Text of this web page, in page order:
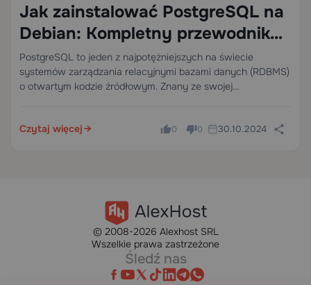
Jak zainstalować PostgreSQL na
Debian: Kompletny przewodnik
krok po kroku
PostgreSQL to jeden z najpotężniejszych na świecie
systemów zarządzania relacyjnymi bazami danych (RDBMS)
o otwartym kodzie źródłowym. Znany ze swojej
inżynierów danych i administratorów systemów
Czytaj więcej 0 0 30.10.2024
© 2008-2026 Alexhost SRL
Wszelkie prawa zastrzeżone
Śledź nas